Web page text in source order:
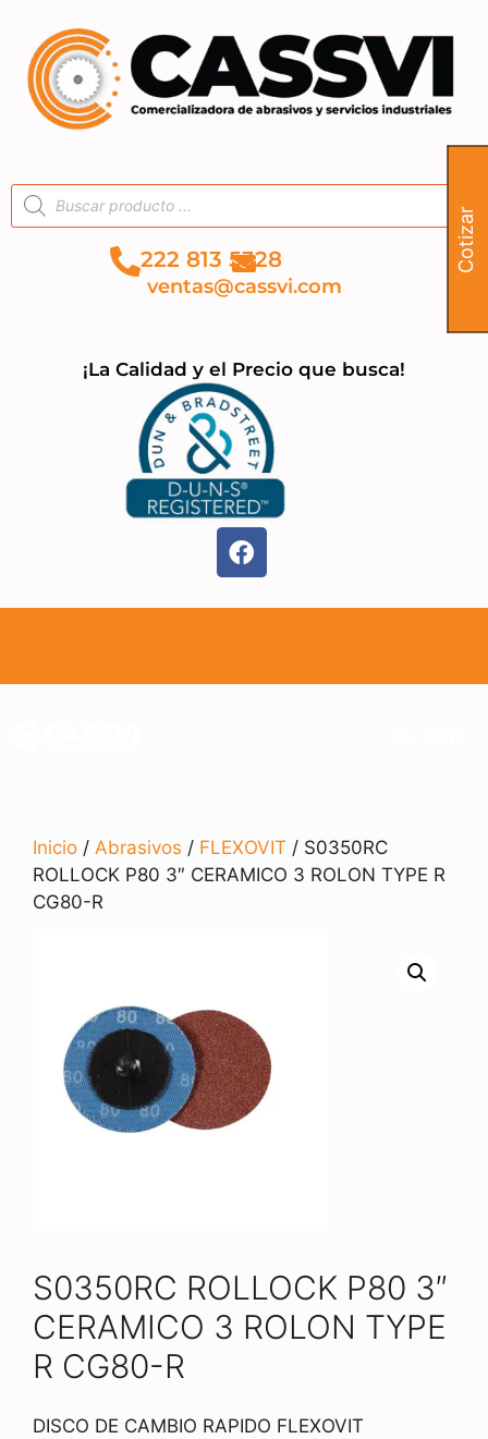
222 813 5328
¡La Calidad y el Precio que busca!
ventas@cassvi.com
Inicio / Abrasivos / FLEXOVIT / S0350RC
ROLLOCK P80 3″ CERAMICO 3 ROLON TYPE R
CG80-R
S0350RC ROLLOCK P80 3″
CERAMICO 3 ROLON TYPE
R CG80-R
DISCO DE CAMBIO RAPIDO FLEXOVIT
Cotizar